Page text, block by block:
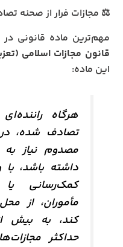
⚖️ مجازات فرار از صحنه
مهم‌ترین ماده قانونی در
قانون مجازات اسلامی
این ماده:
هرگاه
تصادف شده،
مصدوم نیاز
داشته باشد،
کمک‌رسانی
مأموران، از
کند، به بیش
حداکثر